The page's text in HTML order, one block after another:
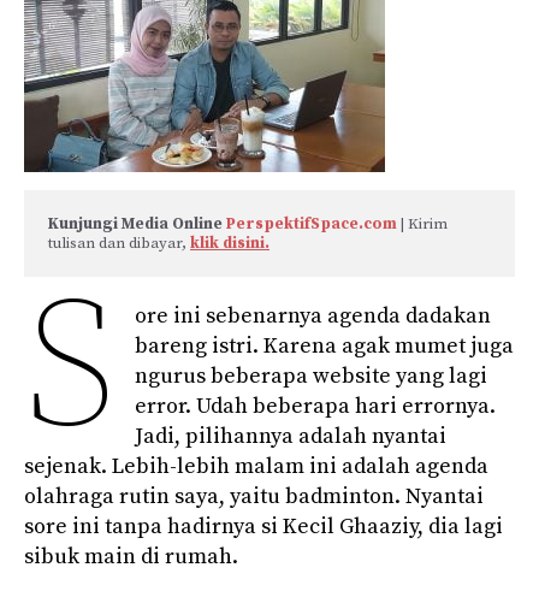
Kunjungi Media Online PerspektifSpace.com | Kirim
tulisan dan dibayar, klik disini.
S
ore ini sebenarnya agenda dadakan
bareng istri. Karena agak mumet juga
ngurus beberapa website yang lagi
error. Udah beberapa hari errornya.
Jadi, pilihannya adalah nyantai
sejenak. Lebih-lebih malam ini adalah agenda
olahraga rutin saya, yaitu badminton. Nyantai
sore ini tanpa hadirnya si Kecil Ghaaziy, dia lagi
sibuk main di rumah.